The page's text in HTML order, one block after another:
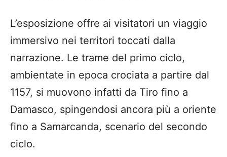
L’esposizione offre ai visitatori un viaggio
immersivo nei territori toccati dalla
narrazione. Le trame del primo ciclo,
ambientate in epoca crociata a partire dal
1157, si muovono infatti da Tiro fino a
Damasco, spingendosi ancora più a oriente
fino a Samarcanda, scenario del secondo
ciclo.